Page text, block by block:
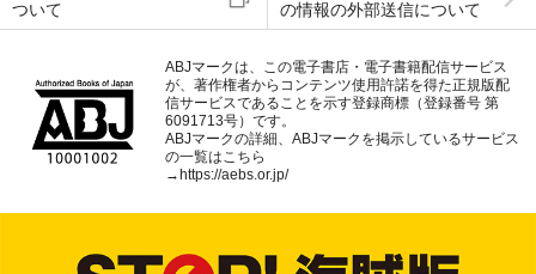
ついて
の情報の外部送信について
ABJマークは、この電子書店・電子書籍配信サービス
が、著作権者からコンテンツ使用許諾を得た正規版配
信サービスであることを示す登録商標（登録番号 第
6091713号）です。
ABJマークの詳細、ABJマークを掲示しているサービス
の一覧はこちら
→ https://aebs.or.jp/